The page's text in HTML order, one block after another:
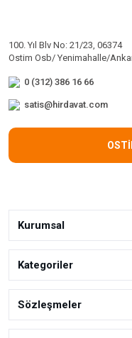
100. Yıl Blv No: 21/23, 06374
Ostim Osb/ Yenimahalle/
0 (312) 386 16 66
satis@hirdavat.com
Kurumsal
Kategoriler
Sözleşmeler